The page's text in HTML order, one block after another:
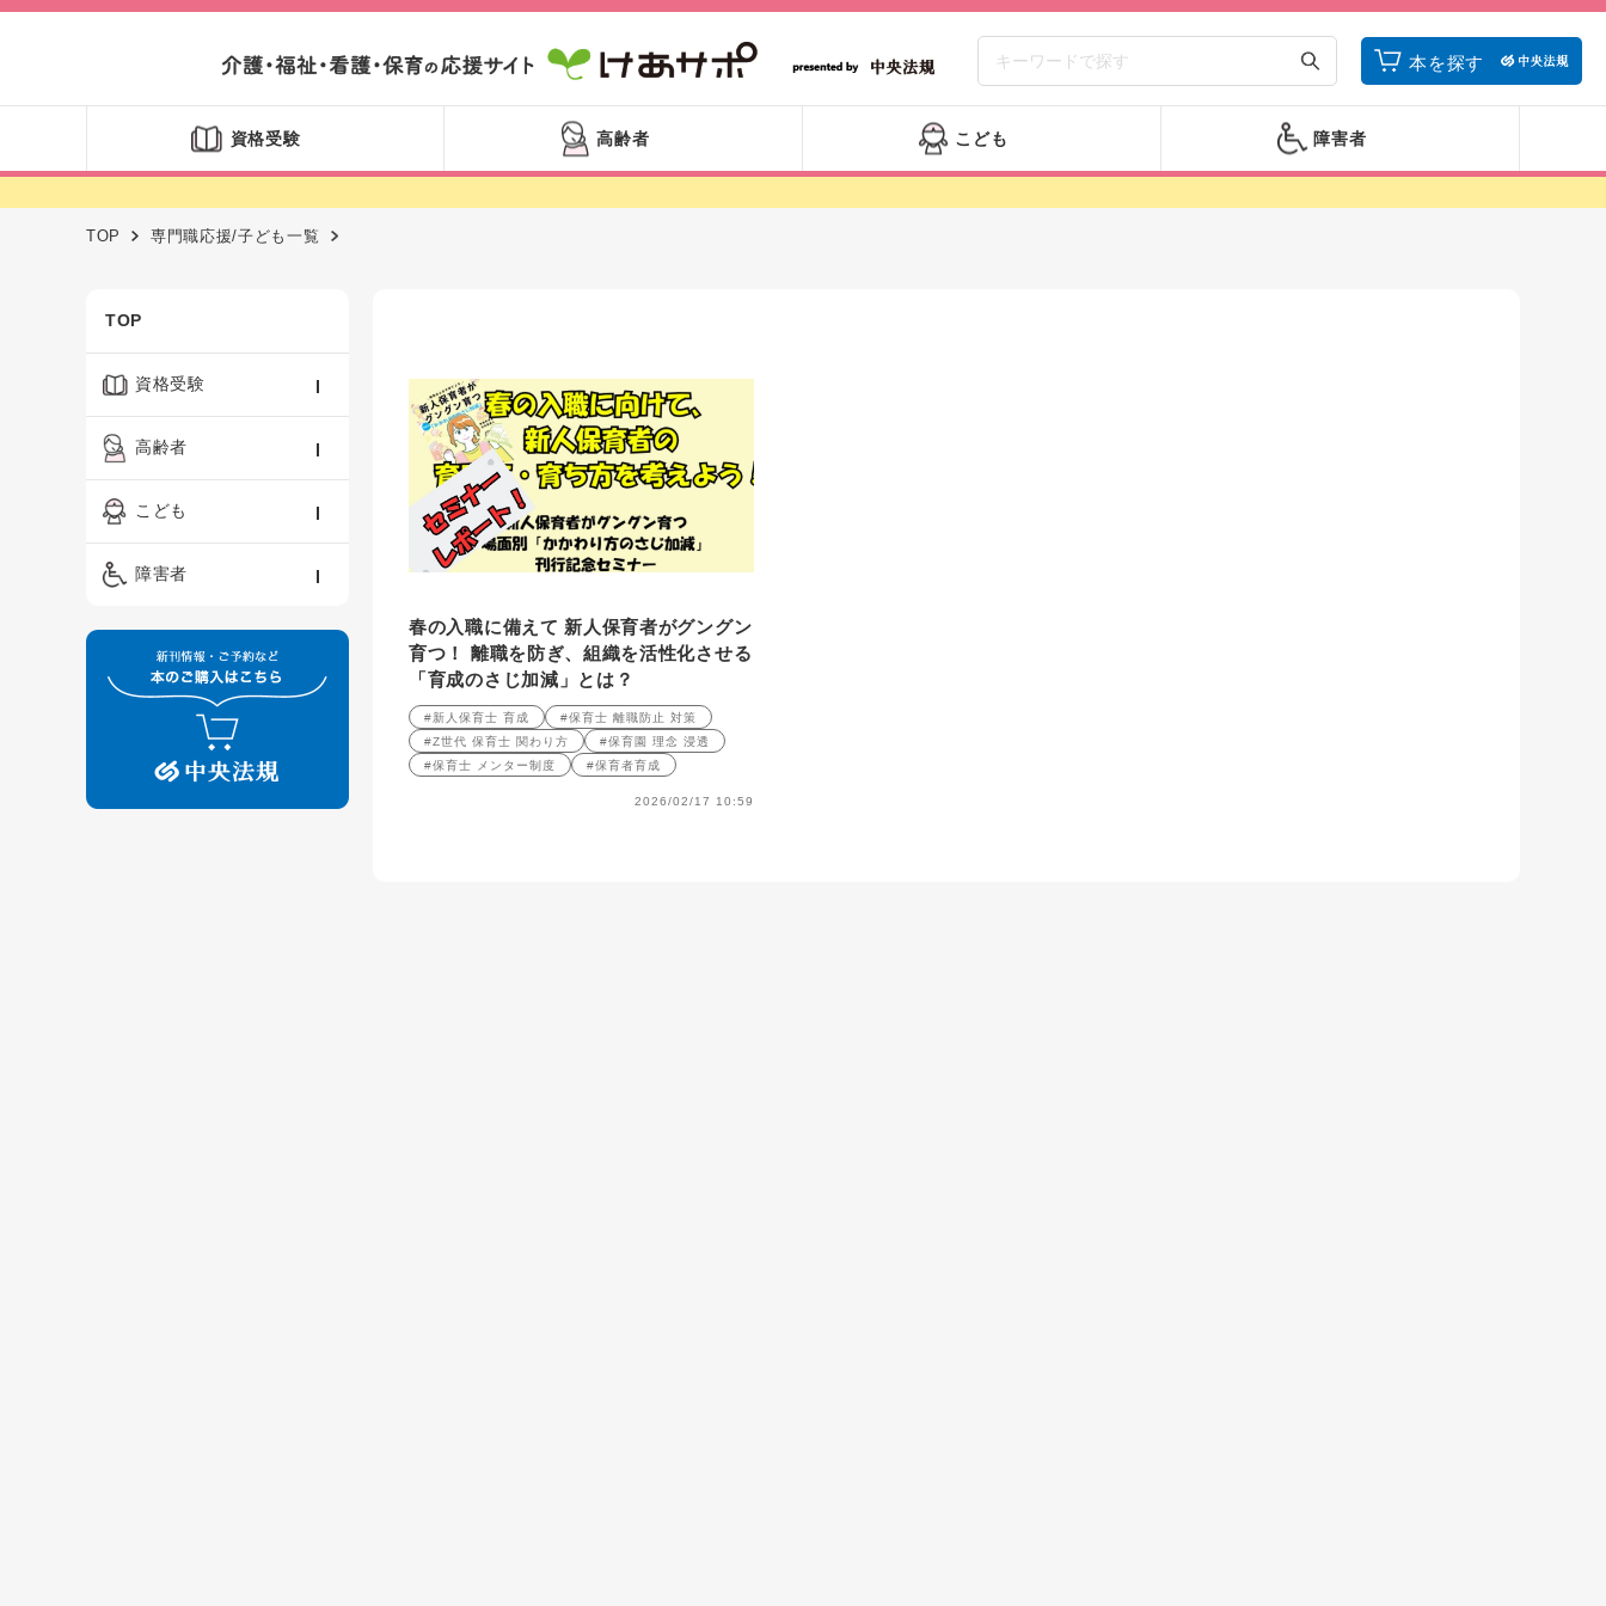
本を探す
資格受験 高齢者 こども 障害者
TOP 専門職応援/子ども一覧
TOP
資格受験
ケアマネジャー
精神保健福祉士
保育士
高齢者
認知症ケア・介護技術
ーシャルワーク
看護
制度
こども
保育・教育／発達障害
障害者
障害者支援・福祉
春の入職に備えて 新人保育者がグングン
育つ！ 離職を防ぎ、組織を活性化させる
「育成のさじ加減」とは？
#新人保育士 育成
#保育士 離職防止 対策
#Z世代 保育士 関わり方
#保育園 理念 浸透
#保育士 メンター制度
#保育者育成
2026/02/17 10:59